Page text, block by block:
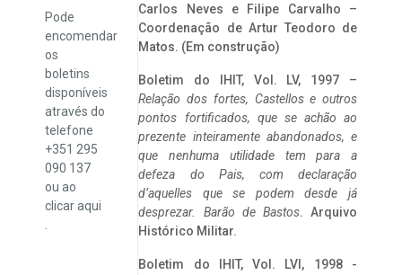
Pode
encomendar
os
boletins
disponíveis
através do
telefone
+351 295
090 137
ou ao
clicaraqui
Carlos Neves e Filipe Carvalho –
Coordenação de Artur Teodoro de
Matos. (Em construção)
Boletim do IHIT, Vol. LV, 1997 –
Relação dos fortes, Castellos e outros
pontos fortificados, que se achão ao
prezente inteiramente abandonados, e
que nenhuma utilidade tem para a
defeza do Pais, com declaração
d’aquelles que se podem desde já
desprezar. Barão de Bastos. Arquivo
Histórico Militar.
Boletim do IHIT, Vol. LVI, 1998 -